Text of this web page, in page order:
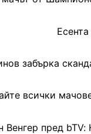
забърка
всички
Венгер пред